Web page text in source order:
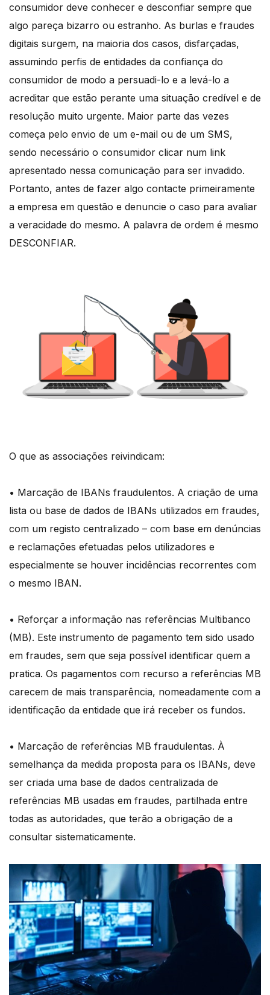
consumidor deve conhecer e desconfiar sempre que
algo pareça bizarro ou estranho. As burlas e fraudes
digitais surgem, na maioria dos casos, disfarçadas,
assumindo perfis de entidades da confiança do
consumidor de modo a persuadi-lo e a levá-lo a
acreditar que estão perante uma situação credível e de
resolução muito urgente. Maior parte das vezes
começa pelo envio de um e-mail ou de um SMS,
sendo necessário o consumidor clicar num link
apresentado nessa comunicação para ser invadido.
Portanto, antes de fazer algo contacte primeiramente
a empresa em questão e denuncie o caso para avaliar
a veracidade do mesmo. A palavra de ordem é mesmo
DESCONFIAR.
O que as associações reivindicam:
• Marcação de IBANs fraudulentos. A criação de uma
lista ou base de dados de IBANs utilizados em fraudes,
com um registo centralizado – com base em denúncias
e reclamações efetuadas pelos utilizadores e
especialmente se houver incidências recorrentes com
o mesmo IBAN.
• Reforçar a informação nas referências Multibanco
(MB). Este instrumento de pagamento tem sido usado
em fraudes, sem que seja possível identificar quem a
pratica. Os pagamentos com recurso a referências MB
carecem de mais transparência, nomeadamente com a
identificação da entidade que irá receber os fundos.
• Marcação de referências MB fraudulentas. À
semelhança da medida proposta para os IBANs, deve
ser criada uma base de dados centralizada de
referências MB usadas em fraudes, partilhada entre
todas as autoridades, que terão a obrigação de a
consultar sistematicamente.